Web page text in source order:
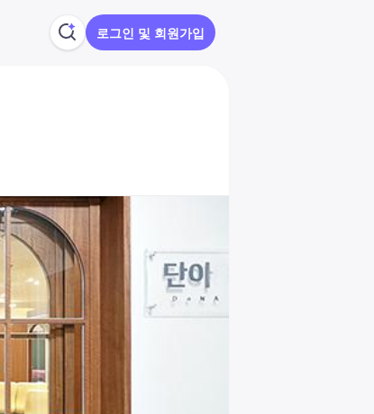
로그인 및 회원가입